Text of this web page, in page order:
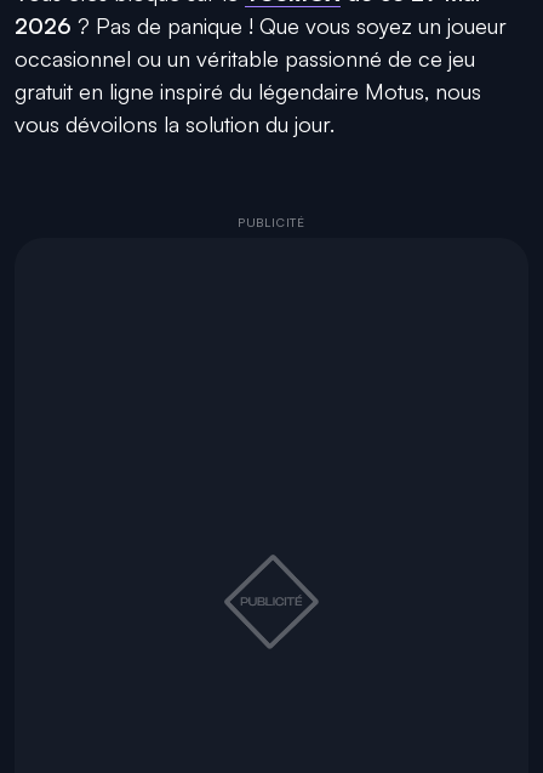
2026 ? Pas de panique ! Que vous soyez un joueur
occasionnel ou un véritable passionné de ce jeu
gratuit en ligne inspiré du légendaire Motus, nous
vous dévoilons la solution du jour.